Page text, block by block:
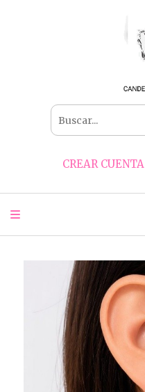
CREAR CUENTA